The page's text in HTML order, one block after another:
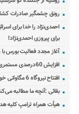
رونق چشمگیر صادرات
برای پیروزی احمدی‌نژاد!
آغاز مجدد فعالیت بورس با رشد
افزایش 60درصدی مستمری بگیران تامین اجتماعی
افتتاح نیروگاه 6 مگاواتی خورشیدی در کجور مازندران
بقائی :آنچه ما مطالبه
هیأت همراه ترامپ کلیه